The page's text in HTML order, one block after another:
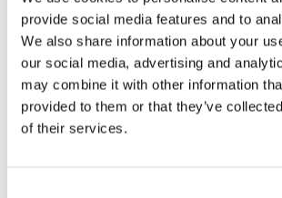
provide social media features and to
We also share information about your
our social media, advertising and
may combine it with other information
provided to them or that they’ve
of their services.